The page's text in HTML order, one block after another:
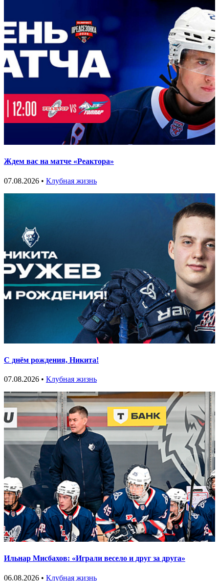
Ждем вас на матче «Реактора»
07.08.2026 • Клубная жизнь
С днём рождения, Никита!
07.08.2026 • Клубная жизнь
Ильнар Мисбахов: «Играли весело и друг за друга»
06.08.2026 • Клубная жизнь